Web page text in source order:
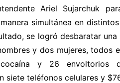
Ariel Sujarchuk
simultánea en
se logró desbaratar
y dos mujeres, todos
y 26 envoltorios
siete teléfonos celulares y